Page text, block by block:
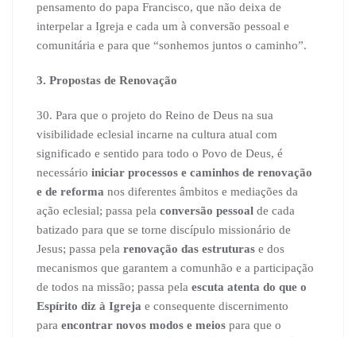
pensamento do papa Francisco, que não deixa de
interpelar a Igreja e cada um à conversão pessoal e
comunitária e para que “sonhemos juntos o caminho”.
3. Propostas de Renovação
30. Para que o projeto do Reino de Deus na sua
visibilidade eclesial incarne na cultura atual com
significado e sentido para todo o Povo de Deus, é
necessário iniciar processos e caminhos de renovação
e de reforma nos diferentes âmbitos e mediações da
ação eclesial; passa pela conversão pessoal de cada
batizado para que se torne discípulo missionário de
Jesus; passa pela renovação das estruturas e dos
mecanismos que garantem a comunhão e a participação
de todos na missão; passa pela escuta atenta do que o
Espírito diz à Igreja e consequente discernimento
para encontrar novos modos e meios para que o